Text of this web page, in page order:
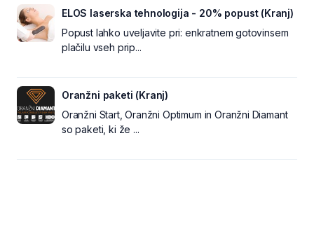
ELOS laserska tehnologija - 20% popust (Kranj)
Popust lahko uveljavite pri: enkratnem gotovinsem
plačilu vseh prip...
Oranžni paketi (Kranj)
Oranžni Start, Oranžni Optimum in Oranžni Diamant
so paketi, ki že ...